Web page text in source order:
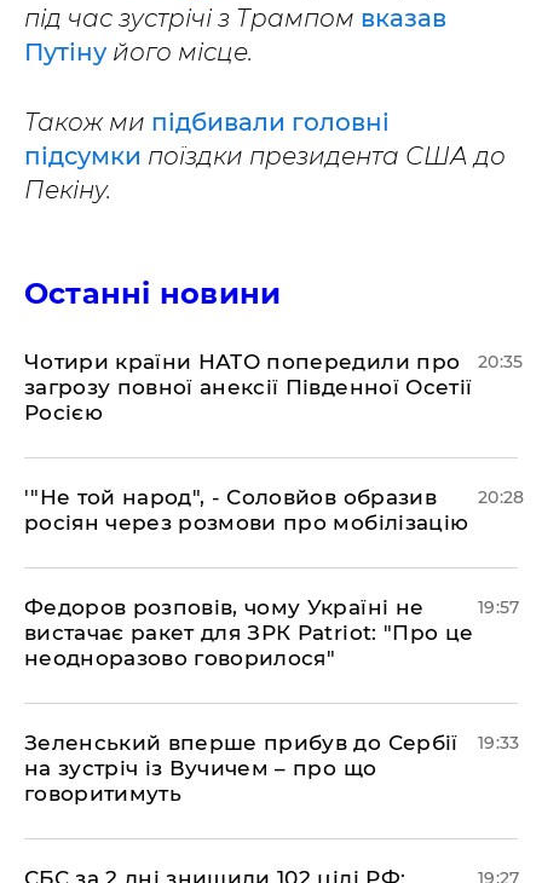
під час зустрічі з Трампом вказав
Путінуйого місце.
Також ми підбивали головні
підсумки поїздки президента США до
Пекіну.
Останні новини
​Чотири країни НАТО попередили про
загрозу повної анексії Південної Осетії
Росією
20:35
​'"Не той народ", - Соловйов образив
росіян через розмови про мобілізацію
20:28
​Федоров розповів, чому Україні не
вистачає ракет для ЗРК Patriot: "Про це
неодноразово говорилося"
19:57
​Зеленський вперше прибув до Сербії
на зустріч із Вучичем – про що
говоритимуть
19:33
​СБС за 2 дні знищили 102 цілі РФ: 19:27